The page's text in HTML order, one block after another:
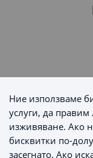
Ние използваме
услуги, да
изживяване. Ако
бисквитки по-
засегнато. Ако